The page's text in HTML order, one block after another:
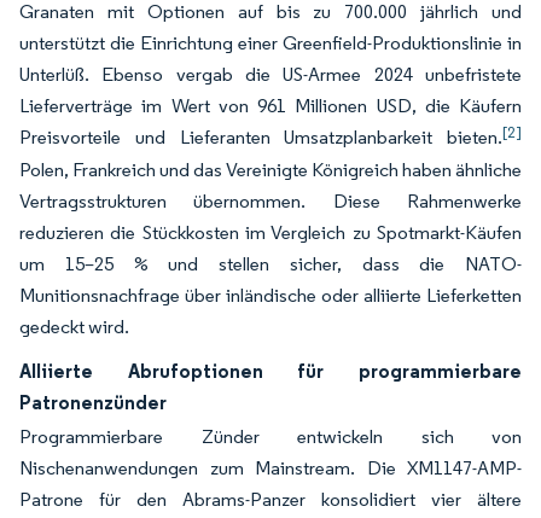
Granaten mit Optionen auf bis zu 700.000 jährlich und
unterstützt die Einrichtung einer Greenfield-Produktionslinie in
Unterlüß. Ebenso vergab die US-Armee 2024 unbefristete
Lieferverträge im Wert von 961 Millionen USD, die Käufern
Preisvorteile und Lieferanten Umsatzplanbarkeit bieten.[2]
Polen, Frankreich und das Vereinigte Königreich haben ähnliche
Vertragsstrukturen übernommen. Diese Rahmenwerke
reduzieren die Stückkosten im Vergleich zu Spotmarkt-Käufen
um 15–25 % und stellen sicher, dass die NATO-
Munitionsnachfrage über inländische oder alliierte Lieferketten
gedeckt wird.
Alliierte Abrufoptionen für programmierbare
Patronenzünder
Programmierbare Zünder entwickeln sich von
Nischenanwendungen zum Mainstream. Die XM1147-AMP-
Patrone für den Abrams-Panzer konsolidiert vier ältere